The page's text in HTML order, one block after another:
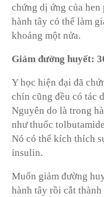
chứng dị ứng của hen
hành tây có thể làm
khoảng một nửa.
Giảm đường huyết:
Y học hiện đại đã
chín cũng đều có tác
Nguyên do là trong
như thuốc
Nó có thể kích thích
insulin.
Muốn giảm đường
hành tây rồi cắt